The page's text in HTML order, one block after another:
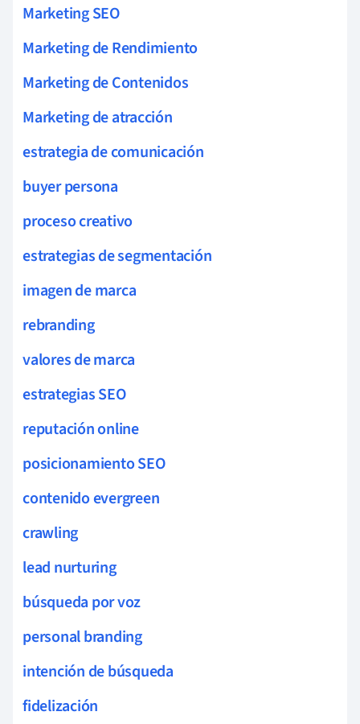
Marketing SEO
Marketing de Rendimiento
Marketing de Contenidos
Marketing de atracción
estrategia de comunicación
buyer persona
proceso creativo
estrategias de segmentación
imagen de marca
rebranding
valores de marca
estrategias SEO
reputación online
posicionamiento SEO
contenido evergreen
crawling
lead nurturing
búsqueda por voz
personal branding
intención de búsqueda
fidelización